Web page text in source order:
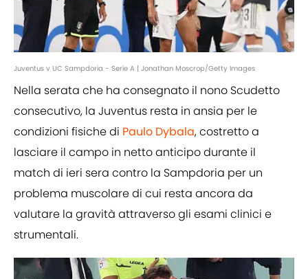
Juventus v UC Sampdoria - Serie A | Jonathan Moscrop/Getty Images
Nella serata che ha consegnato il nono Scudetto
consecutivo, la Juventus resta in ansia per le
condizioni fisiche di Paulo Dybala, costretto a
lasciare il campo in netto anticipo durante il
match di ieri sera contro la Sampdoria per un
problema muscolare di cui resta ancora da
valutare la gravità attraverso gli esami clinici e
strumentali.